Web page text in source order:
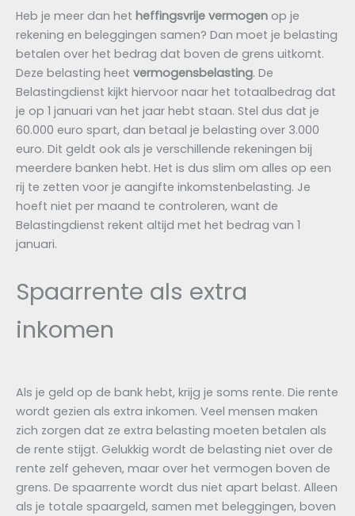
Heb je meer dan het heffingsvrije vermogen op je
rekening en beleggingen samen? Dan moet je belasting
betalen over het bedrag dat boven de grens uitkomt.
Deze belasting heet vermogensbelasting. De
Belastingdienst kijkt hiervoor naar het totaalbedrag dat
je op 1 januari van het jaar hebt staan. Stel dus dat je
60.000 euro spart, dan betaal je belasting over 3.000
euro. Dit geldt ook als je verschillende rekeningen bij
meerdere banken hebt. Het is dus slim om alles op een
rij te zetten voor je aangifte inkomstenbelasting. Je
hoeft niet per maand te controleren, want de
Belastingdienst rekent altijd met het bedrag van 1
januari.
Spaarrente als extra
inkomen
Als je geld op de bank hebt, krijg je soms rente. Die rente
wordt gezien als extra inkomen. Veel mensen maken
zich zorgen dat ze extra belasting moeten betalen als
de rente stijgt. Gelukkig wordt de belasting niet over de
rente zelf geheven, maar over het vermogen boven de
grens. De spaarrente wordt dus niet apart belast. Alleen
als je totale spaargeld, samen met beleggingen, boven